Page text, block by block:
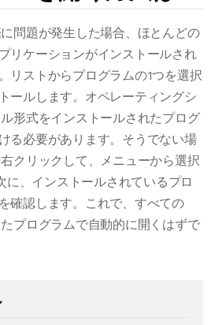
問題が発生した場合、ほとんどの
リケーションがインストールされ
リストからプログラムの1つを選択
ールします。オペレーティングシ
形式をインストールされたプログ
る必要があります。そうでない場
クリックして、メニューから選択
に、インストールされているプロ
確認します。これで、すべての
プログラムで自動的に開くはずで